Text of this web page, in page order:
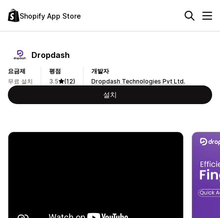
Shopify App Store
Dropdash
요금제
무료 설치
평점
3.5
(12)
개발자
Dropdash Technologies Pvt Ltd.
설치